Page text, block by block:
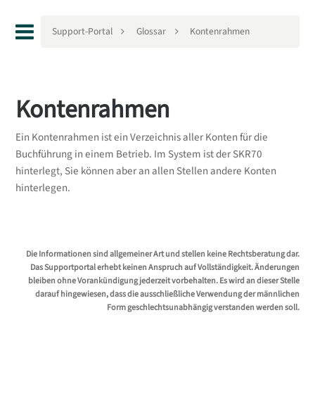
Support-Portal Glossar Kontenrahmen
Kontenrahmen
Ein Kontenrahmen ist ein Verzeichnis aller Konten für die
Buchführung in einem Betrieb. Im System ist der SKR70
hinterlegt, Sie können aber an allen Stellen andere Konten
hinterlegen.
Die Informationen sind allgemeiner Art und stellen keine Rechtsberatung dar.
Das Supportportal erhebt keinen Anspruch auf Vollständigkeit. Änderungen
bleiben ohne Vorankündigung jederzeit vorbehalten. Es wird an dieser Stelle
darauf hingewiesen, dass die ausschließliche Verwendung der männlichen
Form geschlechtsunabhängig verstanden werden soll.